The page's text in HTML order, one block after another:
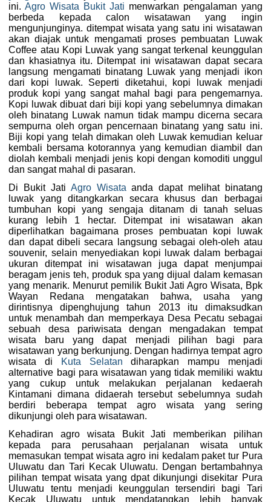
ini.Agro Wisata Bukit Jati menwarkan pengalaman yang
berbeda kepada calon wisatawan yang ingin
mengunjunginya. ditempat wisata yang satu ini wisatawan
akan diajak untuk mengamati proses pembuatan Luwak
Coffee atau Kopi Luwak yang sangat terkenal keunggulan
dan khasiatnya itu. Ditempat ini wisatawan dapat secara
langsung mengamati binatang Luwak yang menjadi ikon
dari kopi luwak. Seperti diketahui, kopi luwak menjadi
produk kopi yang sangat mahal bagi para pengemarnya.
Kopi luwak dibuat dari biji kopi yang sebelumnya dimakan
oleh binatang Luwak namun tidak mampu dicerna secara
sempurna oleh organ pencernaan binatang yang satu ini.
Biji kopi yang telah dimakan oleh Luwak kemudian keluar
kembali bersama kotorannya yang kemudian diambil dan
diolah kembali menjadi jenis kopi dengan komoditi unggul
dan sangat mahal di pasaran.
Di Bukit Jati Agro Wisata anda dapat melihat binatang
luwak yang ditangkarkan secara khusus dan berbagai
tumbuhan kopi yang sengaja ditanam di tanah seluas
kurang lebih 1 hectar. Ditempat ini wisatawan akan
diperlihatkan bagaimana proses pembuatan kopi luwak
dan dapat dibeli secara langsung sebagai oleh-oleh atau
souvenir, selain menyediakan kopi luwak dalam berbagai
ukuran ditempat ini wisatawan juga dapat menjumpai
beragam jenis teh, produk spa yang dijual dalam kemasan
yang menarik. Menurut pemilik Bukit Jati Agro Wisata, Bpk
Wayan Redana mengatakan bahwa, usaha yang
dirintisnya dipenghujung tahun 2013 itu dimaksudkan
untuk menambah dan memperkaya Desa Pecatu sebagai
sebuah desa pariwisata dengan mengadakan tempat
wisata baru yang dapat menjadi pilihan bagi para
wisatawan yang berkunjung. Dengan hadirnya tempat agro
wisata di
Kuta Selatandiharapkan mampu menjadi
alternative bagi para wisatawan yang tidak memiliki waktu
yang cukup untuk melakukan perjalanan kedaerah
Kintamani dimana didaerah tersebut sebelumnya sudah
berdiri beberapa tempat agro wisata yang sering
dikunjungi oleh para wisatawan.
Kehadiran agro wisata Bukit Jati memberikan pilihan
kepada para perusahaan perjalanan wisata untuk
memasukan tempat wisata agro ini kedalam paket tur Pura
Uluwatu dan Tari Kecak Uluwatu. Dengan bertambahnya
pilihan tempat wisata yang dpat dikunjungi disekitar Pura
Uluwatu tentu menjadi keunggulan tersendiri bagi Tari
Kecak Uluwatu untuk mendatangkan lebih banyak